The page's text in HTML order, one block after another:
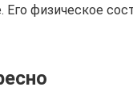
физическое